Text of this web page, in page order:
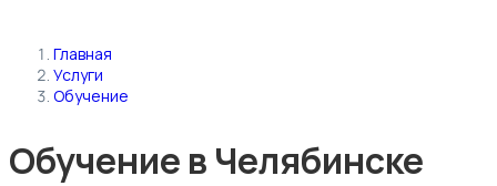
Главная
Услуги
Обучение
Обучение в Челябинске